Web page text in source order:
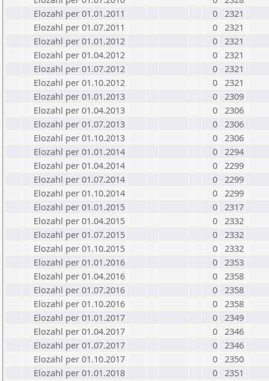
Elozahl per 01.01.2011
0 2321
Elozahl per 01.07.2011
0 2321
Elozahl per 01.01.2012
0 2321
Elozahl per 01.04.2012
0 2321
Elozahl per 01.07.2012
0 2321
Elozahl per 01.10.2012
0 2321
Elozahl per 01.01.2013
0 2309
Elozahl per 01.04.2013
0 2306
Elozahl per 01.07.2013
0 2306
Elozahl per 01.10.2013
0 2306
Elozahl per 01.01.2014
0 2294
Elozahl per 01.04.2014
0 2299
Elozahl per 01.07.2014
0 2299
Elozahl per 01.10.2014
0 2299
Elozahl per 01.01.2015
0 2317
Elozahl per 01.04.2015
0 2332
Elozahl per 01.07.2015
0 2332
Elozahl per 01.10.2015
0 2332
Elozahl per 01.01.2016
0 2353
Elozahl per 01.04.2016
0 2358
Elozahl per 01.07.2016
0 2358
Elozahl per 01.10.2016
0 2358
Elozahl per 01.01.2017
0 2349
Elozahl per 01.04.2017
0 2346
Elozahl per 01.07.2017
0 2346
Elozahl per 01.10.2017
0 2350
Elozahl per 01.01.2018
0 2351